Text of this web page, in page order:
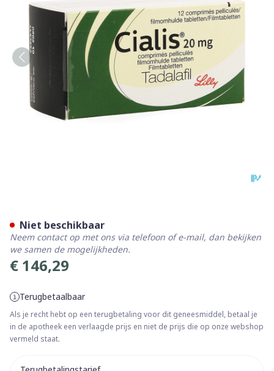
€ 146,29
Terugbetaalbaar
Als je recht hebt op een terugbetaling voor dit geneesmiddel, betaal je
in de apotheek een verlaagde prijs en niet de prijs die op onze webshop
vermeld staat.
Niet beschikbaar
Neem contact op met ons via telefoon of e-mail, dan bekijken
we samen de mogelijkheden.